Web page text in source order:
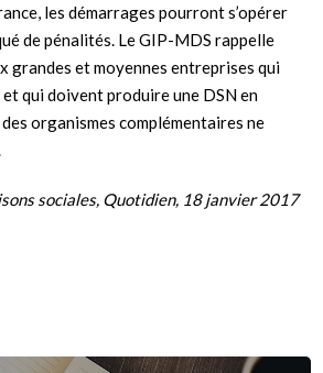
les démarrages pourront s’opérer
de pénalités. Le GIP-MDS rappelle
grandes et moyennes entreprises qui
qui doivent produire une DSN en
organismes complémentaires ne
sociales, Quotidien, 18 janvier 2017